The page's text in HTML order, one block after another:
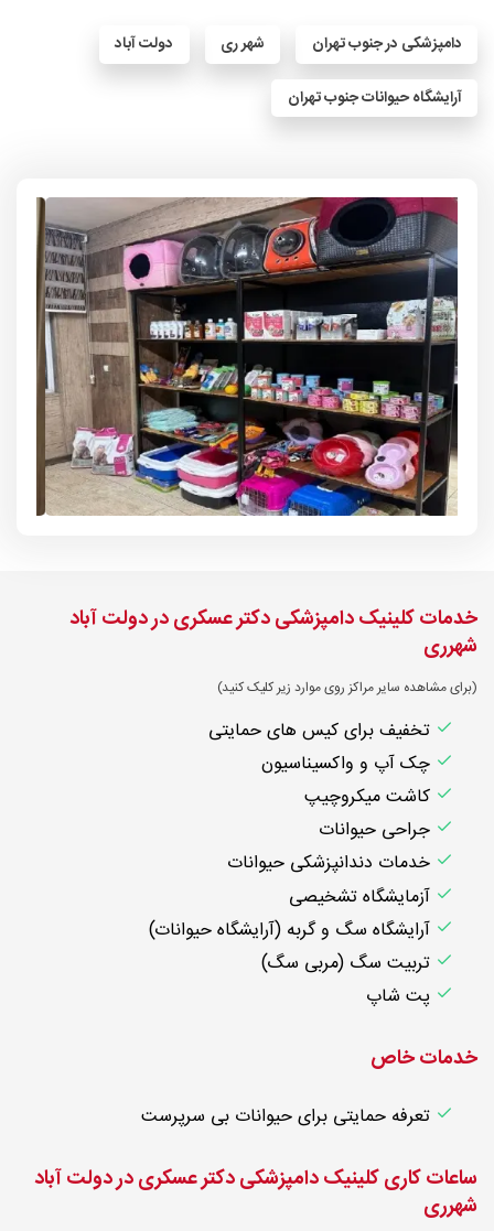
دامپزشکی در جنوب تهران شهر ری دولت آباد
آرایشگاه حیوانات جنوب تهران
خدمات کلینیک دامپزشکی دکتر عسکری در دولت آباد
شهرری
(برای مشاهده سایر مراکز روی موارد زیر کلیک کنید)
تخفیف برای کیس های حمایتی
چک آپ و واکسیناسیون
کاشت میکروچیپ
جراحی حیوانات
خدمات دندانپزشکی حیوانات
آزمایشگاه تشخیصی
آرایشگاه سگ و گربه (آرایشگاه حیوانات)
تربیت سگ (مربی سگ)
پت شاپ
خدمات خاص
تعرفه حمایتی برای حیوانات بی سرپرست
ساعات کاری کلینیک دامپزشکی دکتر عسکری در دولت آباد
شهرری